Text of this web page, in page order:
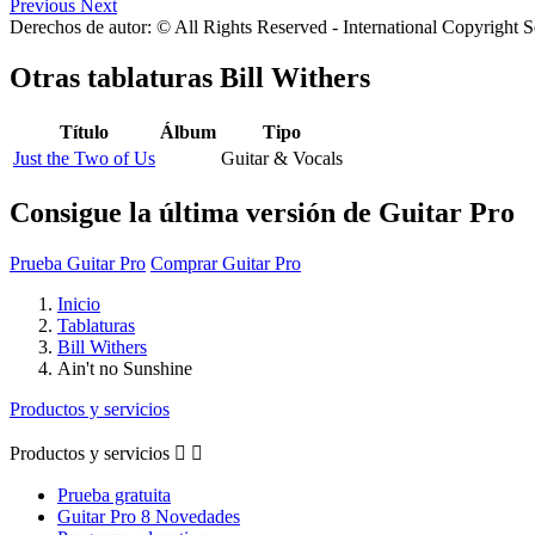
Previous Next
Derechos de autor: © All Rights Reserved - International Copyright
Otras tablaturas Bill Withers
Título Álbum
Tipo
Just the Two of Us
Guitar & Vocals
Consigue la última versión de Guitar Pro
Prueba Guitar Pro Comprar Guitar Pro
Inicio
Tablaturas
Bill Withers
Ain't no Sunshine
Productos y servicios
Productos y servicios  
Prueba gratuita
Guitar Pro 8 Novedades